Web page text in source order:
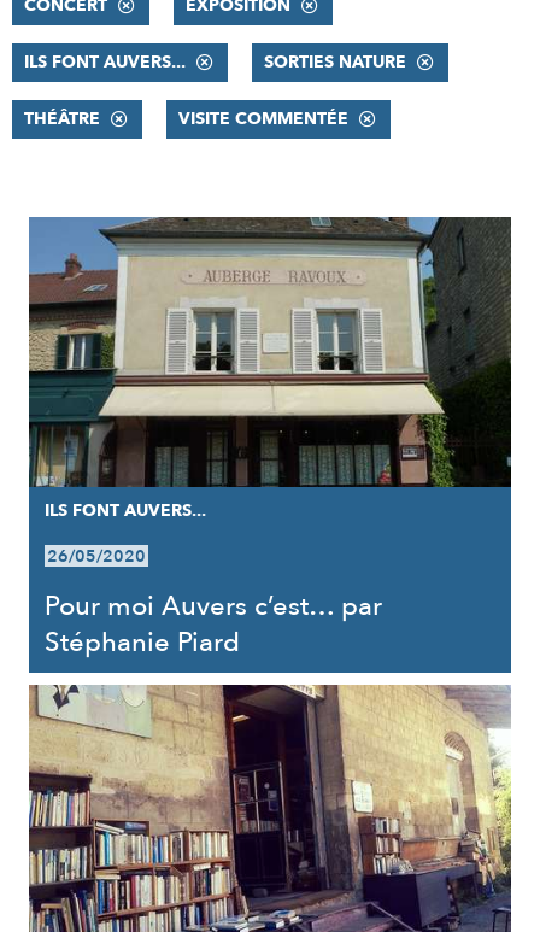
CONCERT EXPOSITION
ILS FONT AUVERS... SORTIES NATURE
THÉÂTRE VISITE COMMENTÉE
RÉSULTATS
ILS FONT AUVERS...
26/05/2020
Pour moi Auvers c’est… par
Stéphanie Piard